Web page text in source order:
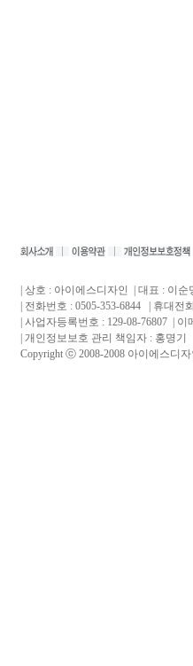
| 상호 : 아이에스디자인 | 대표 : 이
| 전화번호 : 0505-353-6844 | 휴대전
| 사업자등록번호 : 129-08-76807 | 이
| 개인정보보호 관리 책임자 : 홍명기
Copyright ⓒ 2008-2008 아이에스디자